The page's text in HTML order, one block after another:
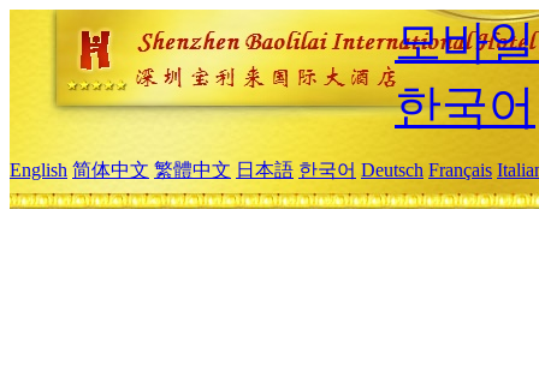
모바
한국어
English 简体中文 繁體中文 日本語 한국어 Deutsch Français